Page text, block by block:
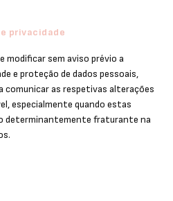
privacidade
modificar sem aviso prévio a
e proteção de dados pessoais,
comunicar as respetivas alterações
especialmente quando estas
determinantemente fraturante na